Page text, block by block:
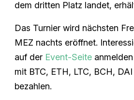
dem dritten Platz landet,
Das Turnier wird nächsten
MEZ nachts eröffnet.
auf der Event-Seite
mit BTC, ETH, LTC, BCH,
bezahlen.